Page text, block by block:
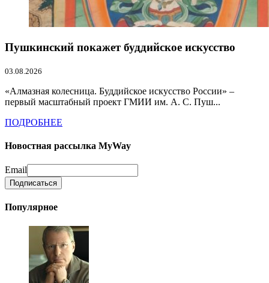
Пушкинский покажет буддийское искусство
03.08.2026
«Алмазная колесница. Буддийское искусство России» –
первый масштабный проект ГМИИ им. А. С. Пуш...
ПОДРОБНЕЕ
Новостная рассылка MyWay
Email
Популярное